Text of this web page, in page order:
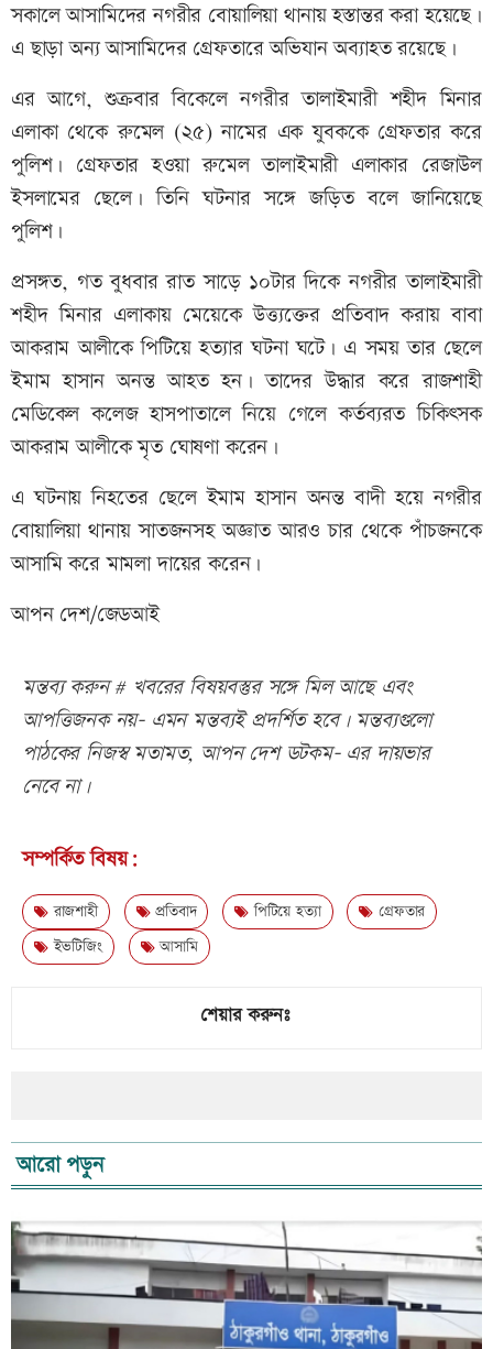
সকালে আসামিদের নগরীর বোয়ালিয়া থানায় হস্তান্তর করা হয়েছে।
এ ছাড়া অন্য আসামিদের গ্রেফতারে অভিযান অব্যাহত রয়েছে।
এর আগে, শুক্রবার বিকেলে নগরীর তালাইমারী শহীদ মিনার
এলাকা থেকে রুমেল (২৫) নামের এক যুবককে গ্রেফতার করে
পুলিশ। গ্রেফতার হওয়া রুমেল তালাইমারী এলাকার রেজাউল
ইসলামের ছেলে। তিনি ঘটনার সঙ্গে জড়িত বলে জানিয়েছে
পুলিশ।
প্রসঙ্গত, গত বুধবার রাত সাড়ে ১০টার দিকে নগরীর তালাইমারী
শহীদ মিনার এলাকায় মেয়েকে উত্ত্যক্তের প্রতিবাদ করায় বাবা
আকরাম আলীকে পিটিয়ে হত্যার ঘটনা ঘটে। এ সময় তার ছেলে
ইমাম হাসান অনন্ত আহত হন। তাদের উদ্ধার করে রাজশাহী
মেডিকেল কলেজ হাসপাতালে নিয়ে গেলে কর্তব্যরত চিকিৎসক
আকরাম আলীকে মৃত ঘোষণা করেন।
এ ঘটনায় নিহতের ছেলে ইমাম হাসান অনন্ত বাদী হয়ে নগরীর
বোয়ালিয়া থানায় সাতজনসহ অজ্ঞাত আরও চার থেকে পাঁচজনকে
আসামি করে মামলা দায়ের করেন।
আপন দেশ/জেডআই
মন্তব্য করুন # খবরের বিষয়বস্তুর সঙ্গে মিল আছে এবং
আপত্তিজনক নয়- এমন মন্তব্যই প্রদর্শিত হবে। মন্তব্যগুলো
পাঠকের নিজস্ব মতামত, আপন দেশ ডটকম- এর দায়ভার
নেবে না।
সম্পর্কিত বিষয়:
রাজশাহী প্রতিবাদ পিটিয়ে হত্যা
গ্রেফতার
ইভটিজিং
আসামি
শেয়ার করুনঃ
আরো পড়ুন